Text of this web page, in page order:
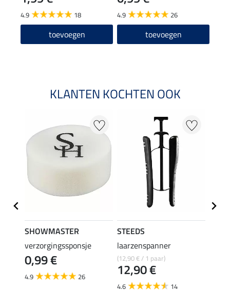
4.9 18
toevoegen
4.9 26
toevoegen
KLANTEN KOCHTEN OOK
SHOWMASTER
verzorgingssponsje
0,99 €
4.9 26
STEEDS
laarzenspanner
(12,90 € / 1 paar)
12,90 €
4.6 14